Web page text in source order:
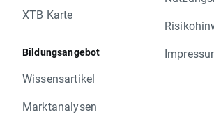
XTB Karte
Bildungsangebot
Wissensartikel
Marktanalysen